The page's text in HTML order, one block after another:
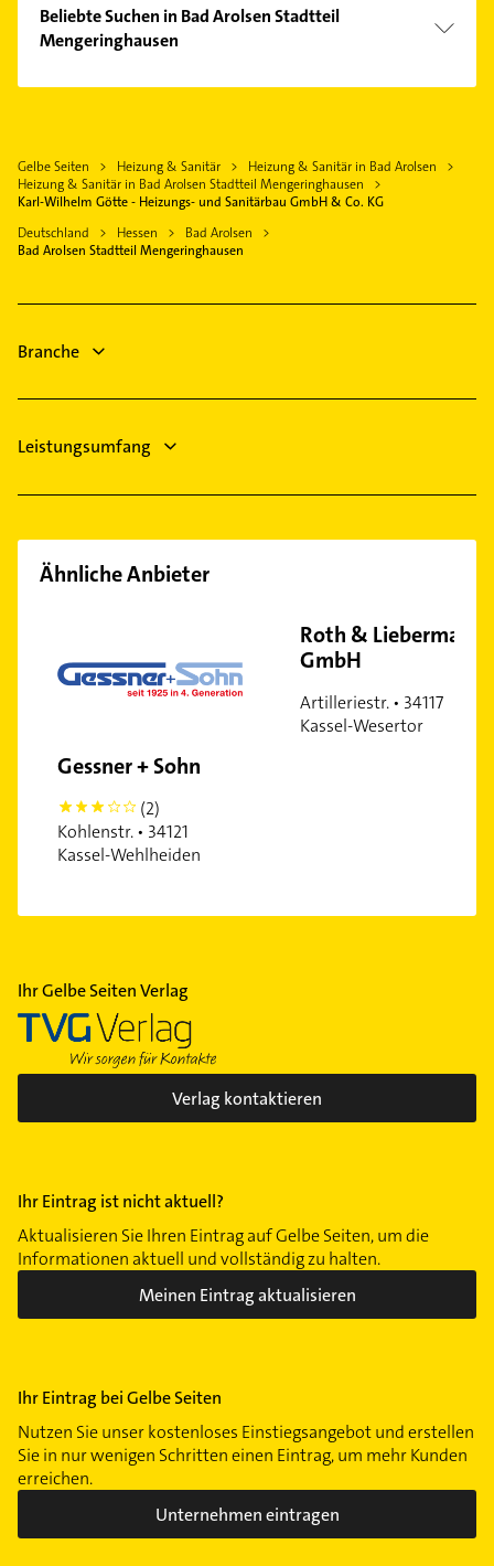
Diemelstadt
Wolfhagen
Warburg
Naumburg Hessen
Vöhl
Klempner
Gasinstallateur
Elektroinstallation
Elektriker
Rechtsanwalt
Beliebte Suchen in Bad Arolsen Stadtteil
Mengeringhausen
Elektriker
Elektro Reparatur
Steuerberater
Gelbe Seiten Heizung & Sanitär
Heizung & Sanitär in Bad Arolsen
Heizung & Sanitär in Bad Arolsen Stadtteil Mengeringhausen
Karl-Wilhelm Götte - Heizungs- und Sanitärbau GmbH & Co. KG
Deutschland
Hessen
Bad Arolsen
Bad Arolsen Stadtteil Mengeringhausen
Branche
Leistungsumfang
Ähnliche Anbieter
Gessner + Sohn
3
(2)
Kohlenstr. • 34121
Kassel-Wehlheiden
Roth & Liebermann
GmbH
Artilleriestr. • 34117
Kassel-Wesertor
Ihr Gelbe Seiten Verlag
Verlag kontaktieren
Ihr Eintrag ist nicht aktuell?
Aktualisieren Sie Ihren Eintrag auf Gelbe Seiten, um die
Informationen aktuell und vollständig zu halten.
Meinen Eintrag aktualisieren
Ihr Eintrag bei Gelbe Seiten
Nutzen Sie unser kostenloses Einstiegsangebot und erstellen
Sie in nur wenigen Schritten einen Eintrag, um mehr Kunden
erreichen.
Unternehmen eintragen